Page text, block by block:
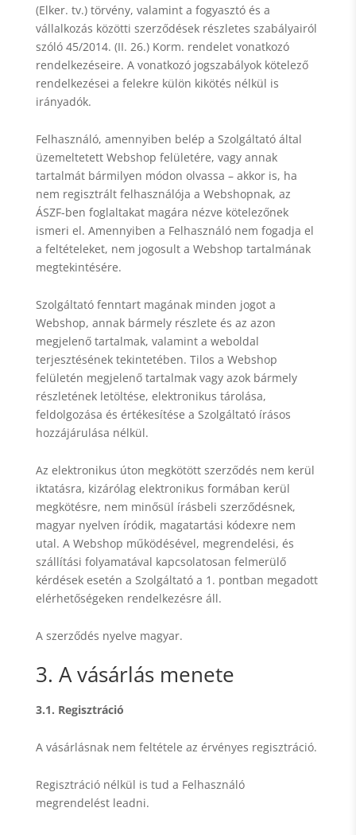
(Elker. tv.) törvény, valamint a fogyasztó és a
vállalkozás közötti szerződések részletes szabályairól
szóló 45/2014. (II. 26.) Korm. rendelet vonatkozó
rendelkezéseire. A vonatkozó jogszabályok kötelező
rendelkezései a felekre külön kikötés nélkül is
irányadók.
Felhasználó, amennyiben belép a Szolgáltató által
üzemeltetett Webshop felületére, vagy annak
tartalmát bármilyen módon olvassa – akkor is, ha
nem regisztrált felhasználója a Webshopnak, az
ÁSZF-ben foglaltakat magára nézve kötelezőnek
ismeri el. Amennyiben a Felhasználó nem fogadja el
a feltételeket, nem jogosult a Webshop tartalmának
megtekintésére.
Szolgáltató fenntart magának minden jogot a
Webshop, annak bármely részlete és az azon
megjelenő tartalmak, valamint a weboldal
terjesztésének tekintetében. Tilos a Webshop
felületén megjelenő tartalmak vagy azok bármely
részletének letöltése, elektronikus tárolása,
feldolgozása és értékesítése a Szolgáltató írásos
hozzájárulása nélkül.
Az elektronikus úton megkötött szerződés nem kerül
iktatásra, kizárólag elektronikus formában kerül
megkötésre, nem minősül írásbeli szerződésnek,
magyar nyelven íródik, magatartási kódexre nem
utal. A Webshop működésével, megrendelési, és
szállítási folyamatával kapcsolatosan felmerülő
kérdések esetén a Szolgáltató a 1. pontban megadott
elérhetőségeken rendelkezésre áll.
A szerződés nyelve magyar.
3. A vásárlás menete
3.1. Regisztráció
A vásárlásnak nem feltétele az érvényes regisztráció.
Regisztráció nélkül is tud a Felhasználó
megrendelést leadni.